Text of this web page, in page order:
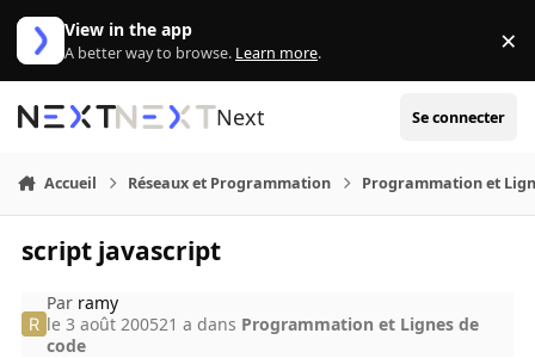
Aller au contenu
View in the app
A better way to browse. Learn more. ×
Next Se connecter
Accueil Réseaux et Programmation Programmation et
script javascript
Par ramy
le 3 août 200521 a dans Programmation et Lignes de
code